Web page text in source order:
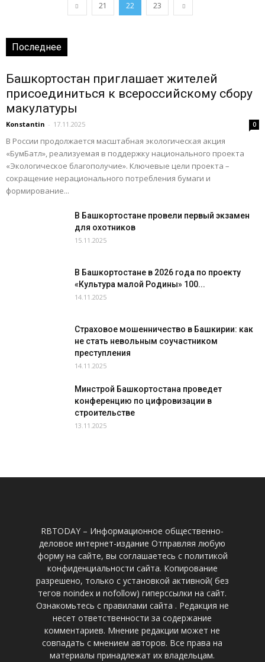
21 22 23
Последнее
Башкортостан приглашает жителей
присоединиться к всероссийскому сбору
макулатуры
Konstantin - 17.11.2025 0
В России продолжается масштабная экологическая акция
«БумБатл», реализуемая в поддержку национального проекта
«Экологическое благополучие». Ключевые цели проекта –
сокращение нерационального потребления бумаги и
формирование...
В Башкортостане провели первый экзамен
для охотников
15.11.2025
В Башкортостане в 2026 года по проекту
«Культура малой Родины» 100...
14.11.2025
Страховое мошенничество в Башкирии: как
не стать невольным соучастником
преступления
14.11.2025
Минстрой Башкортостана проведет
конференцию по цифровизации в
строительстве
13.11.2025
RBTODAY – Информационное общественно-
деловое интернет-издание Отправляя любую
форму на сайте, вы соглашаетесь с политикой
конфиденциальности сайта. Копирование
разрешено, только с установкой активной( без
тегов noindex и nofollow) гиперссылки на сайт.
Ознакомьтесь с правилами сайта . Редакция не
несет ответственности за содержание
комментариев. Мнение редакции может не
совпадать с мнением авторов. Все права на
материалы принадлежат их владельцам.